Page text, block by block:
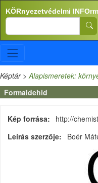
Ugrás a tartalomra
KÖRnyezetvédelmi
Search
Képtár>Alapismeretek:
Formaldehid
Kép forrása
http://
Leírás szerzője
Boér